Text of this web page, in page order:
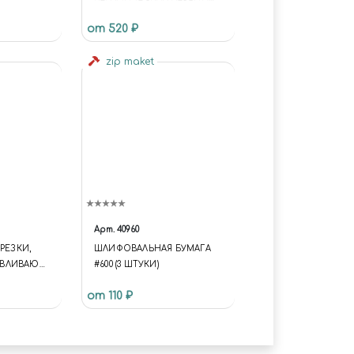
ШТ)
от 520 ₽
zip maket
Арт. 40960
ШЛИФОВАЛЬНАЯ БУМАГА
#600 (3 ШТУКИ)
от 110 ₽